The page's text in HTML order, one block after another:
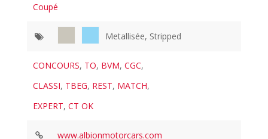
Coupé
Metallisée, Stripped
CONCOURS, TO, BVM,CGC,
CLASSI, TBEG, REST, MATCH,
EXPERT,CT OK
www.albionmotorcars.com